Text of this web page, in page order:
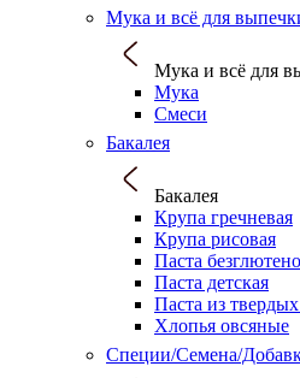
Мука и всё для
Мука и всё для
Мука
Смеси
Бакалея
Бакалея
Крупа гречневая
Крупа рисовая
Паста
Паста детская
Паста из
Хлопья овсяные
Специи/Семена/